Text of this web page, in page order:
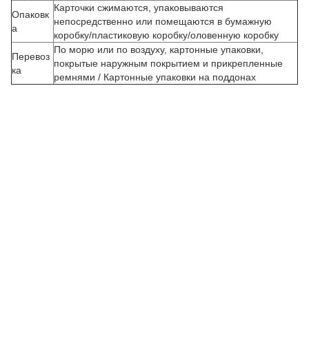
Опаковк
а
Карточки сжимаются, упаковываются
непосредственно или помещаются в бумажную
коробку/пластиковую коробку/оловенную коробку
Перевоз
ка
По морю или по воздуху, картонные упаковки,
покрытые наружным покрытием и прикрепленные
ремнями / Картонные упаковки на поддонах